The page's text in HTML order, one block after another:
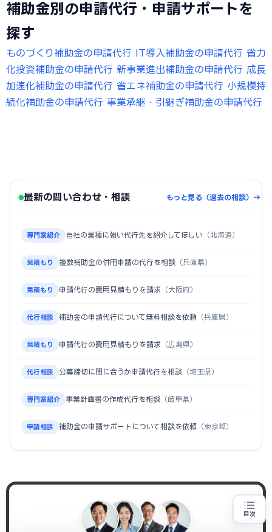
補助金別の申請代行・申請サポートを
探す
ものづくり補助金の申請代行 IT導入補助金の申請代行 省力
化投資補助金の申請代行 新事業進出補助金の申請代行 成長
加速化補助金の申請代行 省エネ補助金の申請代行 小規模持
続化補助金の申請代行 事業承継・引継ぎ補助金の申請代行
目次
最新の問い合わせ・相談 もっと見る（過去の相談）→
専門家紹介 自社の業種に強い代行先を紹介してほしい （北海道）
見積もり 複数補助金の併用申請の代行を相談 （兵庫県）
見積もり 申請代行の費用見積もりを請求 （大阪府）
代行相談 補助金の申請代行について無料相談を依頼 （兵庫県）
見積もり 申請代行の費用見積もりを請求 （広島県）
代行相談 公募締切に間に合うか申請代行を相談 （埼玉県）
専門家紹介 事業計画書の作成代行を相談 （岐阜県）
申請相談 補助金の申請サポートについて相談を依頼 （東京都）
補助金の申請代行をお探しの方
専門家に無料相談する
地域・業種から選べる
お近くの専門家を探す